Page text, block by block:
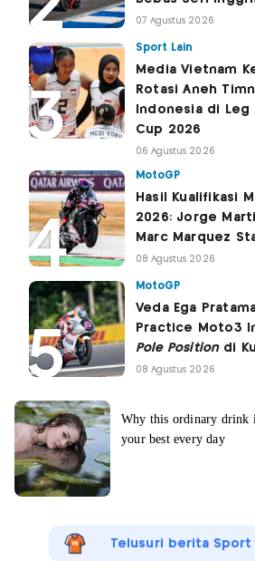
07 Agustus 2026
Sport Lain
Media Vietnam
Rotasi Aneh
Indonesia di Leg
Cup 2026
06 Agustus 2026
MotoGP
Hasil Kualifikasi
2026: Jorge
Marc Marquez
08 Agustus 2026
MotoGP
Veda Ega
Practice Moto3
Pole Positiondi
08 Agustus 2026
Telusuri berita Sport